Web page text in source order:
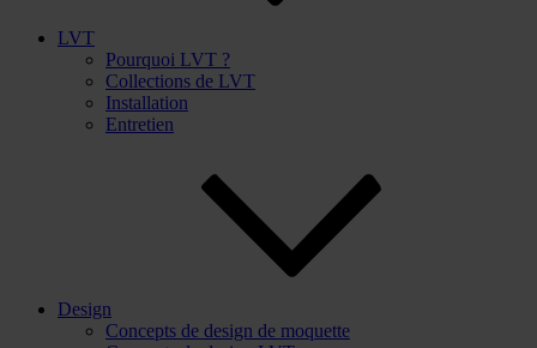
LVT
Pourquoi LVT ?
Collections de LVT
Installation
Entretien
Design
Concepts de design de moquette